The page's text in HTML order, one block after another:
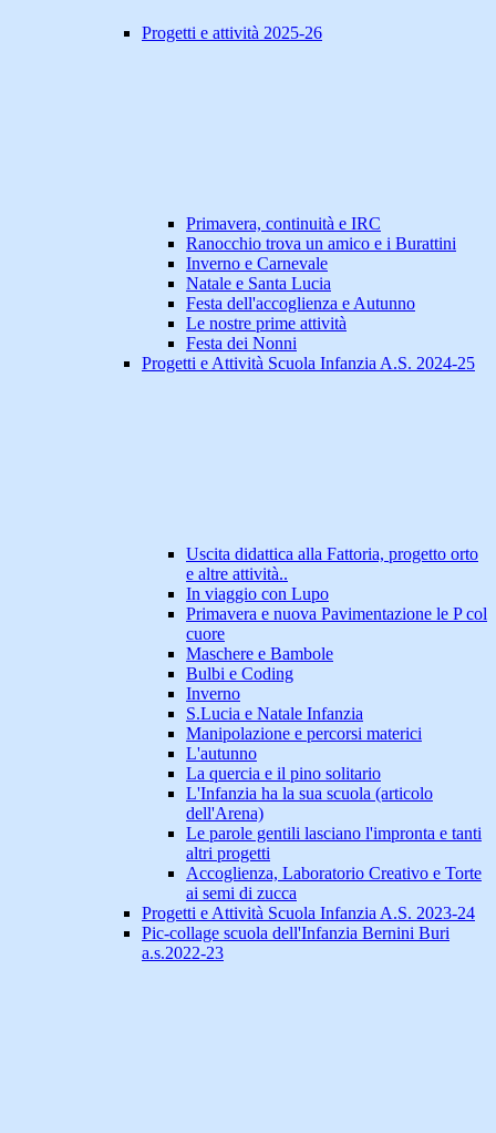
Progetti e attività 2025-26
Primavera, continuità e IRC
Ranocchio trova un amico e i Burattini
Inverno e Carnevale
Natale e Santa Lucia
Festa dell'accoglienza e Autunno
Le nostre prime attività
Festa dei Nonni
Progetti e Attività Scuola Infanzia A.S. 2024-25
Uscita didattica alla Fattoria, progetto orto
e altre attività..
In viaggio con Lupo
Primavera e nuova Pavimentazione le P col
cuore
Maschere e Bambole
Bulbi e Coding
Inverno
S.Lucia e Natale Infanzia
Manipolazione e percorsi materici
L'autunno
La quercia e il pino solitario
L'Infanzia ha la sua scuola (articolo
dell'Arena)
Le parole gentili lasciano l'impronta e tanti
altri progetti
Accoglienza, Laboratorio Creativo e Torte
ai semi di zucca
Progetti e Attività Scuola Infanzia A.S. 2023-24
Pic-collage scuola dell'Infanzia Bernini Buri
a.s.2022-23